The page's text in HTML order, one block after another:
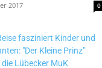
2017 0